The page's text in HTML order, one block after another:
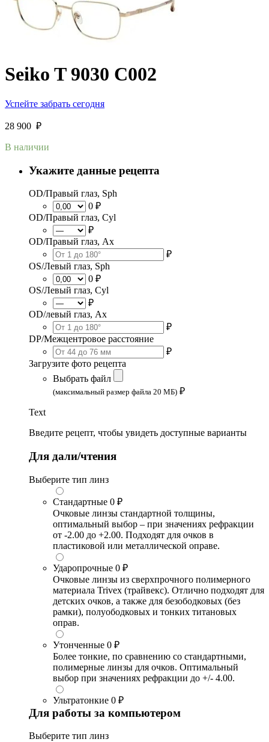
Seiko T 9030 C002
Успейте забрать сегодня
28 900 ₽
В наличии
Укажите данные рецепта
OD/Правый глаз, Sph
0 ₽
OD/Правый глаз, Cyl
₽
OD/Правый глаз, Ax
₽
OS/Левый глаз, Sph
0 ₽
OS/Левый глаз, Cyl
₽
OD/левый глаз, Ax
₽
DP/Межцентровое расстояние
₽
Загрузите фото рецепта
Выбрать файл
(максимальный размер файла 20 МБ) ₽
Text
Введите рецепт, чтобы увидеть доступные варианты
Для дали/чтения
Выберите тип линз
Стандартные 0 ₽
Очковые линзы стандартной толщины,
оптимальный выбор – при значениях рефракции
от -2.00 до +2.00. Подходят для очков в
пластиковой или металлической оправе.
Ударопрочные 0 ₽
Очковые линзы из сверхпрочного полимерного
материала Trivex (трайвекс). Отлично подходят для
детских очков, а также для безободковых (без
рамки), полуободковых и тонких титановых
оправ.
Утонченные 0 ₽
Более тонкие, по сравнению со стандартными,
полимерные линзы для очков. Оптимальный
выбор при значениях рефракции до +/- 4.00.
Ультратонкие 0 ₽
Для работы за компьютером
Выберите тип линз